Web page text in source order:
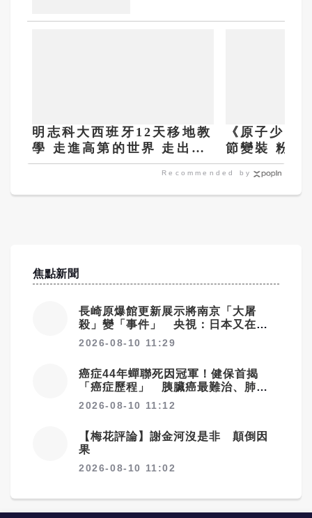
明志科大西班牙12天移地教
學 走進高第的世界 走出設
計的疆界
《原子少年
節變裝 粉絲
Recommended by
焦點新聞
長崎原爆館更新展示將南京「大屠
殺」變「事件」 央視：日本又在偷
改歷史
2026-08-10 11:29
癌症44年蟬聯死因冠軍！健保首揭
「癌症歷程」 胰臟癌最難治、肺癌
驚見院際差41.8個百分點
2026-08-10 11:12
【梅花評論】謝金河沒是非 顛倒因
果
2026-08-10 11:02